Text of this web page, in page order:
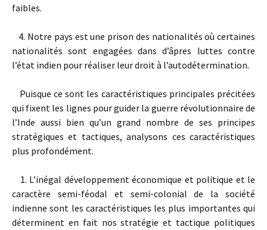
faibles.
4. Notre pays est une prison des nationalités où certaines
nationalités sont engagées dans d’âpres luttes contre
l’état indien pour réaliser leur droit à l’autodétermination.
Puisque ce sont les caractéristiques principales précitées
qui fixent les lignes pour guider la guerre révolutionnaire de
l’Inde aussi bien qu’un grand nombre de ses principes
stratégiques et tactiques, analysons ces caractéristiques
plus profondément.
1. L’inégal développement économique et politique et le
caractère semi-féodal et semi-colonial de la société
indienne sont les caractéristiques les plus importantes qui
déterminent en fait nos stratégie et tactique politiques